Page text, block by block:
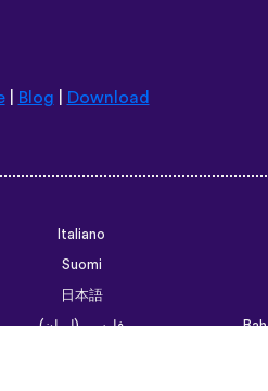
Italiano
日本語
فارسی (ایران)
Українська